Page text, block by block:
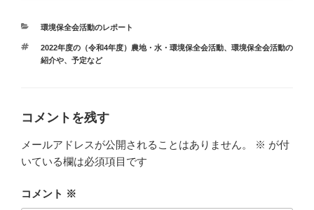
カ
ゴ
リ
環境保全会活動のレポート
タ
グ
2022年度の（令和4年度）農地・水・環境保全会活動、 環境保全会活動の
紹介や、予定など
コメントを残す
メールアドレスが公開されることはありません。 ※ が付
いている欄は必須項目です
コメント ※